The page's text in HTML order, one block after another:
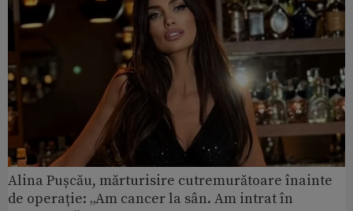
Alina Pușcău, mărturisire cutremurătoare înainte
de operație: „Am cancer la sân. Am intrat în